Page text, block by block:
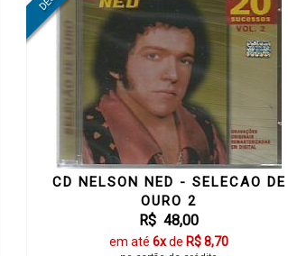
CD NELSON NED - SELECAO DE
OURO 2
R$ 48,00
em até6xde R$ 8,70